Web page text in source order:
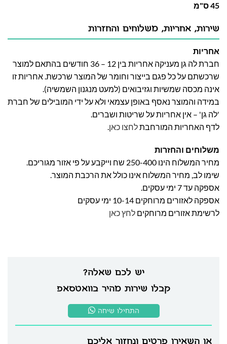
45 ס"מ
יש לכם שאלה?
קבלו שירות מהיר בוואטסאפ
התחילו שיחה
או השאירו פרטים ונחזור אליכם
שירות, אחריות, משלוחים והחזרות
אחריות
חברת לה גן מעניקה אחריות בין 12 – 36 חודשים בהתאם למוצר
שרכשתם על כל פגם בייצור וחומר של המוצר שרכשת. אחריות זו
אינה מכסה שמשיות וגזיבואים (למעט מנגנון השמשיה).
במידה והמוצר נאסף באופן עצמאי ולא על ידי המובילים של חברת
'לה גן' – אין אחריות על שריטות ושברים.
לדף האחריות המורחבתלחצו כאן.
משלוחים והחזרות
מחיר המשלוח הינו 250-400 שח וייקבע על פי אזור מגוריכם.
שימו לב, מחיר המשלוח אינו כולל את הרכבת המוצר.
אספקה עד 7 ימי עסקים.
אספקה לאזורים מרוחקים 10-14 ימי עסקים
לרשימת אזורים מרוחקים לחץ כאן